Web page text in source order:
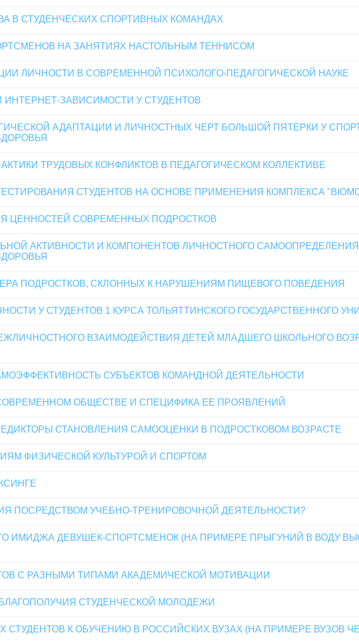
В СТУДЕНЧЕСКИХ СПОРТИВНЫХ КОМАНДАХ
НА ЗАНЯТИЯХ НАСТОЛЬНЫМ ТЕННИСОМ
ЛИЧНОСТИ В СОВРЕМЕННОЙ ПСИХОЛОГО-ПЕДАГОГИЧЕСКОЙ НАУКЕ
ЗАВИСИМОСТИ У СТУДЕНТОВ
АДАПТАЦИИ И ЛИЧНОСТНЫХ ЧЕРТ БОЛЬШОЙ ПЯТЕРКИ У
ТРУДОВЫХ КОНФЛИКТОВ В ПЕДАГОГИЧЕСКОМ КОЛЛЕКТИВЕ
СТУДЕНТОВ НА ОСНОВЕ ПРИМЕНЕНИЯ КОМПЛЕКСА
ЦЕННОСТЕЙ СОВРЕМЕННЫХ ПОДРОСТКОВ
АКТИВНОСТИ И КОМПОНЕНТОВ ЛИЧНОСТНОГО САМООПРЕДЕЛЕНИЯ
ПОДРОСТКОВ, СКЛОННЫХ К НАРУШЕНИЯМ ПИЩЕВОГО ПОВЕДЕНИЯ
У СТУДЕНТОВ 1 КУРСА ТОЛЬЯТТИНСКОГО ГОСУДАРСТВЕННОГО
ВЗАИМОДЕЙСТВИЯ ДЕТЕЙ МЛАДШЕГО ШКОЛЬНОГО
СУБЪЕКТОВ КОМАНДНОЙ ДЕЯТЕЛЬНОСТИ
ОБЩЕСТВЕ И СПЕЦИФИКА ЕЕ ПРОЯВЛЕНИЙ
СТАНОВЛЕНИЯ САМООЦЕНКИ В ПОДРОСТКОВОМ ВОЗРАСТЕ
ФИЗИЧЕСКОЙ КУЛЬТУРОЙ И СПОРТОМ
ПОСРЕДСТВОМ УЧЕБНО-ТРЕНИРОВОЧНОЙ ДЕЯТЕЛЬНОСТИ?
ИМИДЖА ДЕВУШЕК-СПОРТСМЕНОК (НА ПРИМЕРЕ ПРЫГУНИЙ В ВОДУ
С РАЗНЫМИ ТИПАМИ АКАДЕМИЧЕСКОЙ МОТИВАЦИИ
СТУДЕНЧЕСКОЙ МОЛОДЕЖИ
К ОБУЧЕНИЮ В РОССИЙСКИХ ВУЗАХ (НА ПРИМЕРЕ ВУЗОВ